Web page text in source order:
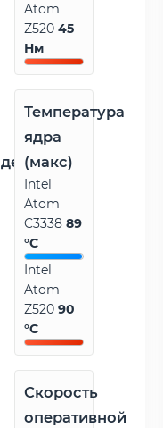
Atom
Z52045
Нм
Температура
ядра
(макс)
Intel
Atom
C333889
°C
Intel
Atom
Z52090
°C
Скорость
оперативной